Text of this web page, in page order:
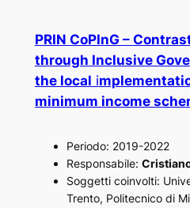
PRIN CoPInG –
through Inclusive
the local i
minimum income
Periodo: 2019-2022
Responsabile:
Soggetti coinvolti:
Trento, Politecnico di